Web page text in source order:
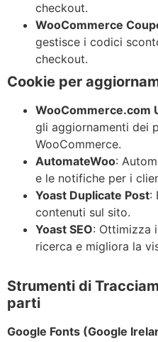
checkout.
WooCommerce
gestisce i codici
checkout.
Cookie per
WooCommerce.com
gli aggiornamenti dei
WooCommerce.
AutomateWoo:
e le notifiche per i
Yoast Duplicate Post:
contenuti sul sito.
Yoast SEO: Ottimizza
ricerca e migliora la
Strumenti di
parti
Google Fonts (Google